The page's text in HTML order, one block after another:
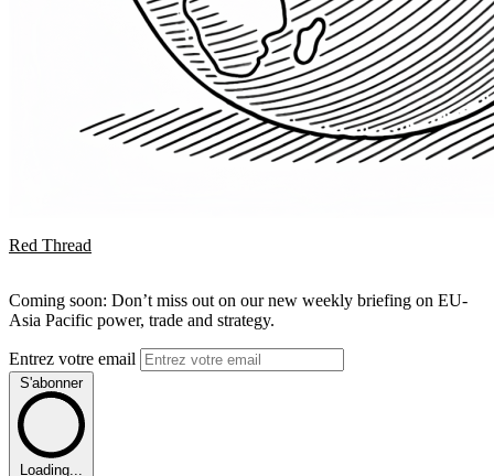
Red Thread
Coming soon: Don’t miss out on our new weekly briefing on EU-
Asia Pacific power, trade and strategy.
Entrez votre email
S'abonner
Loading...